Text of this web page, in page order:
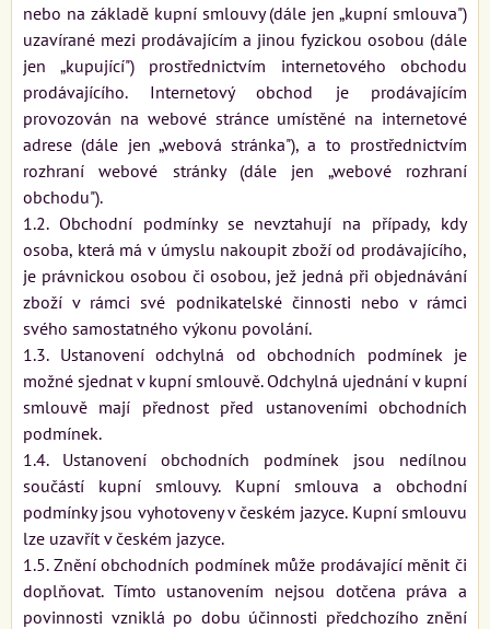
nebo na základě kupní smlouvy (dále jen „kupní smlouva")
uzavírané mezi prodávajícím a jinou fyzickou osobou (dále
jen „kupující") prostřednictvím internetového obchodu
prodávajícího. Internetový obchod je prodávajícím
provozován na webové stránce umístěné na internetové
adrese (dále jen „webová stránka"), a to prostřednictvím
rozhraní webové stránky (dále jen „webové rozhraní
obchodu").
1.2. Obchodní podmínky se nevztahují na případy, kdy
osoba, která má v úmyslu nakoupit zboží od prodávajícího,
je právnickou osobou či osobou, jež jedná při objednávání
zboží v rámci své podnikatelské činnosti nebo v rámci
svého samostatného výkonu povolání.
1.3. Ustanovení odchylná od obchodních podmínek je
možné sjednat v kupní smlouvě. Odchylná ujednání v kupní
smlouvě mají přednost před ustanoveními obchodních
podmínek.
1.4. Ustanovení obchodních podmínek jsou nedílnou
součástí kupní smlouvy. Kupní smlouva a obchodní
podmínky jsou vyhotoveny v českém jazyce. Kupní smlouvu
lze uzavřít v českém jazyce.
1.5. Znění obchodních podmínek může prodávající měnit či
doplňovat. Tímto ustanovením nejsou dotčena práva a
povinnosti vzniklá po dobu účinnosti předchozího znění